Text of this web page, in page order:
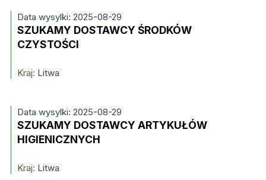
Data wysylki: 2025-08-29
SZUKAMY DOSTAWCY ŚRODKÓW
CZYSTOŚCI
Kraj: Litwa
Data wysylki: 2025-08-29
SZUKAMY DOSTAWCY ARTYKUŁÓW
HIGIENICZNYCH
Kraj: Litwa